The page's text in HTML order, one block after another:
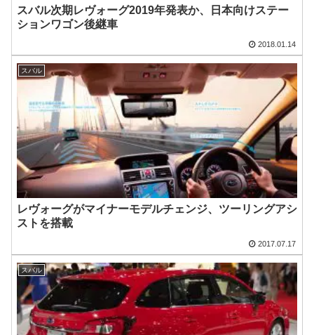
スバル次期レヴォーグ2019年発表か、日本向けステー
ションワゴン後継車
2018.01.14
スバル
レヴォーグがマイナーモデルチェンジ、ツーリングアシ
ストを搭載
2017.07.17
スバル